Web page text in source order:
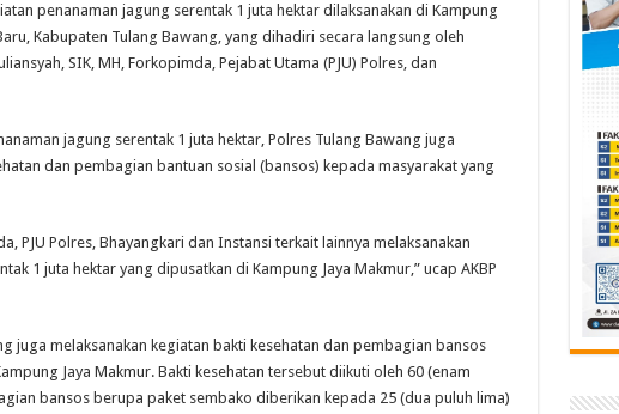
penanaman jagung serentak 1 juta hektar dilaksanakan di Kampung
Kabupaten Tulang Bawang, yang dihadiri secara langsung oleh
SIK, MH, Forkopimda, Pejabat Utama (PJU) Polres, dan
jagung serentak 1 juta hektar, Polres Tulang Bawang juga
dan pembagian bantuan sosial (bansos) kepada masyarakat yang
PJU Polres, Bhayangkari dan Instansi terkait lainnya melaksanakan
1 juta hektar yang dipusatkan di Kampung Jaya Makmur,” ucap AKBP
juga melaksanakan kegiatan bakti kesehatan dan pembagian bansos
Jaya Makmur. Bakti kesehatan tersebut diikuti oleh 60 (enam
bansos berupa paket sembako diberikan kepada 25 (dua puluh lima)